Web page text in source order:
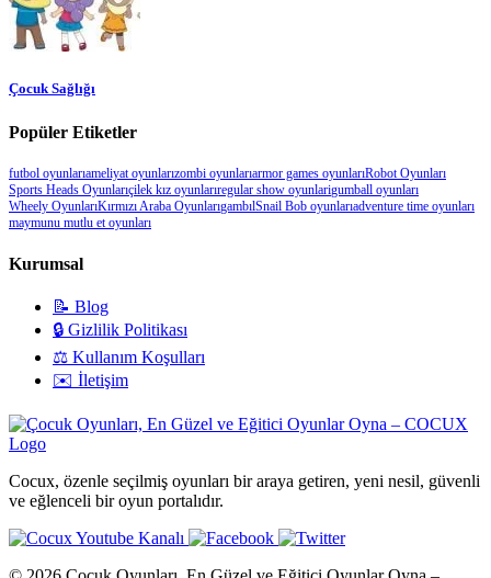
Çocuk Sağlığı
Popüler Etiketler
futbol oyunlarıameliyat oyunlarızombi oyunlarıarmor games oyunlarıRobot Oyunları
Sports Heads Oyunlarıçilek kız oyunlarıregular show oyunlarigumball oyunları
Wheely OyunlarıKırmızı Araba OyunlarıgambılSnail Bob oyunlarıadventure time oyunları
maymunu mutlu et oyunları
Kurumsal
📝 Blog
🔒 Gizlilik Politikası
⚖️ Kullanım Koşulları
✉️ İletişim
Cocux, özenle seçilmiş oyunları bir araya getiren, yeni nesil, güvenli
ve eğlenceli bir oyun portalıdır.